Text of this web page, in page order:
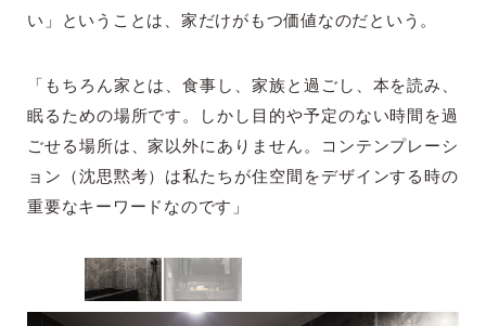
い」ということは、家だけがもつ価値なのだという。
「もちろん家とは、食事し、家族と過ごし、本を読み、
眠るための場所です。しかし目的や予定のない時間を過
ごせる場所は、家以外にありません。コンテンプレーシ
ョン（沈思黙考）は私たちが住空間をデザインする時の
重要なキーワードなのです」